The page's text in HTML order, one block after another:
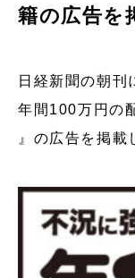
籍の広告を
日経新聞の朝刊
年間100万円の
』の広告を掲載